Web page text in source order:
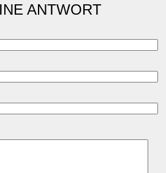
ANTWORT